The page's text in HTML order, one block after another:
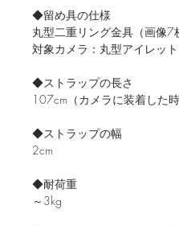
◆留め具の仕様
丸型二重リング金具（画像7
対象カメラ：丸型アイレッ
◆ストラップの長さ
107cm（カメラに装着した
◆ストラップの幅
2cm
◆耐荷重
～3kg